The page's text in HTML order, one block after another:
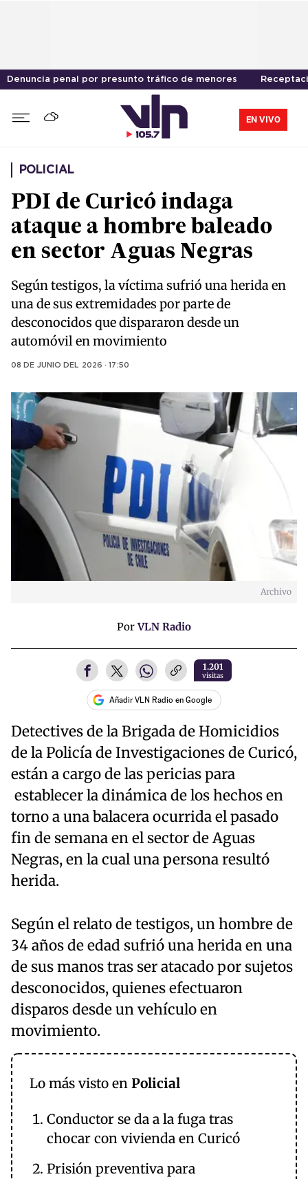
Denuncia penal por presunto tráfico de menores
EN VIVO
POLICIAL
PDI de Curicó indaga
ataque a hombre baleado
en sector Aguas Negras
Según testigos, la víctima sufrió una herida en
una de sus extremidades por parte de
desconocidos que dispararon desde un
automóvil en movimiento
08 DE JUNIO DEL 2026 · 17:50
Archivo
PorVLN Radio
1.201
visitas
Añadir VLN Radio en Google
Detectives de la Brigada de Homicidios
de la Policía de Investigaciones de Curicó,
están a cargo de las pericias para
establecer la dinámica de los hechos en
torno a una balacera ocurrida el pasado
fin de semana en el sector de Aguas
Negras, en la cual una persona resultó
herida.
Según el relato de testigos, un hombre de
34 años de edad sufrió una herida en una
de sus manos tras ser atacado por sujetos
desconocidos, quienes efectuaron
disparos desde un vehículo en
movimiento.
Lo más visto en Policial
Conductor se da a la fuga tras
chocar con vivienda en Curicó
Prisión preventiva para